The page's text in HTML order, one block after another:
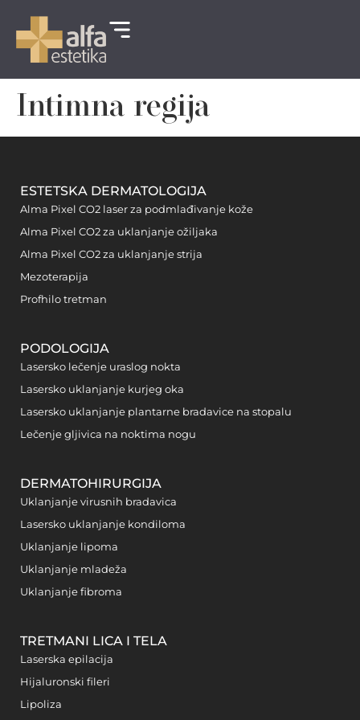
Intimna regija
ESTETSKA DERMATOLOGIJA
Alma Pixel CO2 laser za podmlađivanje kože
Alma Pixel CO2 za uklanjanje ožiljaka
Alma Pixel CO2 za uklanjanje strija
Mezoterapija
Profhilo tretman
PODOLOGIJA
Lasersko lečenje uraslog nokta
Lasersko uklanjanje kurjeg oka
Lasersko uklanjanje plantarne bradavice na stopalu
Lečenje gljivica na noktima nogu
DERMATOHIRURGIJA
Uklanjanje virusnih bradavica
Lasersko uklanjanje kondiloma
Uklanjanje lipoma
Uklanjanje mladeža
Uklanjanje fibroma
TRETMANI LICA I TELA
Laserska epilacija
Hijaluronski fileri
Lipoliza